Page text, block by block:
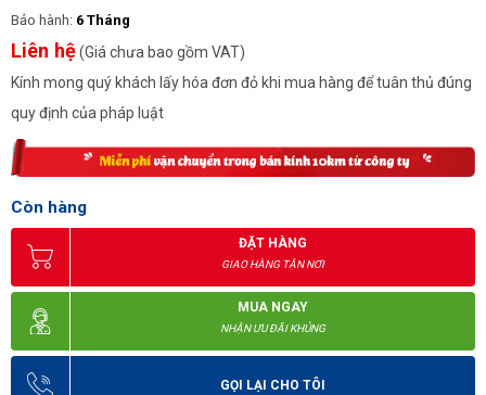
Bảo hành: 6 Tháng
Liên hệ(Giá chưa bao gồm VAT)
Kính mong quý khách lấy hóa đơn đỏ khi mua hàng để tuân thủ đúng
quy định của pháp luật
Còn hàng
ĐẶT HÀNG
GIAO HÀNG TẬN NƠI
MUA NGAY
NHẬN ƯU ĐÃI KHỦNG
GỌI LẠI CHO TÔI